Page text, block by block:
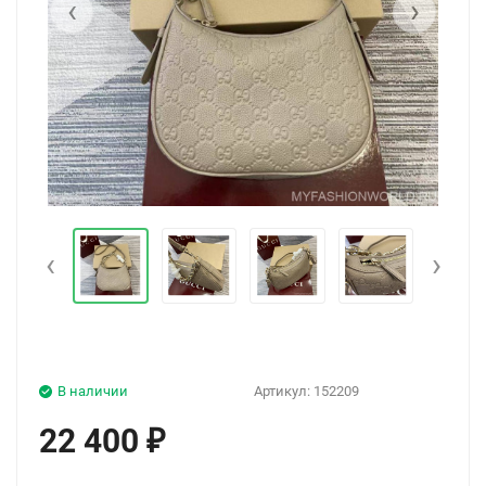
‹ ›
‹ ›
Артикул: 152209
В наличии
22 400 ₽